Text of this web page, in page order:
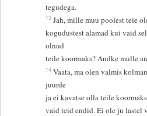
tegudega.
13 Jah, mille muu poolest teie
kogudustest alamad kui vaid
olnud
teile koormaks? Andke mulle
14 Vaata, ma olen valmis
juurde
ja ei kavatse olla teile
vaid teid endid. Ei ole ju lastel